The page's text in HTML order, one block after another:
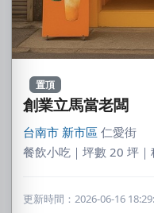
置頂
創業立馬當老闆
台南市 新市區 仁愛街
餐飲小吃｜坪數 20 坪
更新時間：2026-06-16